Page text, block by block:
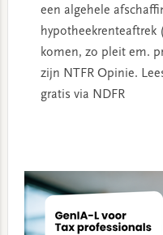
een algehele
hypotheekrenteaftrek
komen, zo pleit em.
zijn NTFR Opinie.
gratis via NDFR
Sidebar